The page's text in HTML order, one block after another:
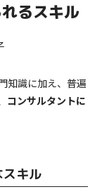
るスキル
知識に加え、普遍
コンサルタントに
キル